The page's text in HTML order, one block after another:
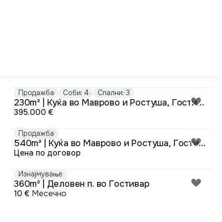
Продажба Соби: 4 Спални: 3
230m² | Куќа во Маврово и Ростуша, Гостивар
395.000 €
Продажба
540m² | Куќа во Маврово и Ростуша, Гостивар
Цена по договор
Изнајмување
360m² | Деловен п. во Гостивар
10 € Месечно